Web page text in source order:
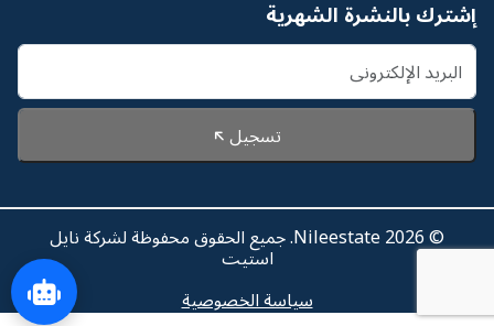
إشترك بالنشرة الشهرية
تسجيل
© 2026 Nileestate. جميع الحقوق محفوظة لشركة نايل
استيت
سياسة الخصوصية